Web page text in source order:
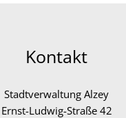
Kontakt
Stadtverwaltung Alzey
Ernst-Ludwig-Straße 42